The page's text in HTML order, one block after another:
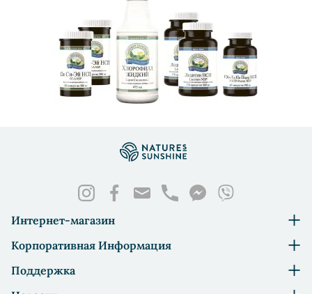
Интернет-магазин
Корпоративная Информация
Поддержка